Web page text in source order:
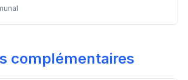
complémentaires